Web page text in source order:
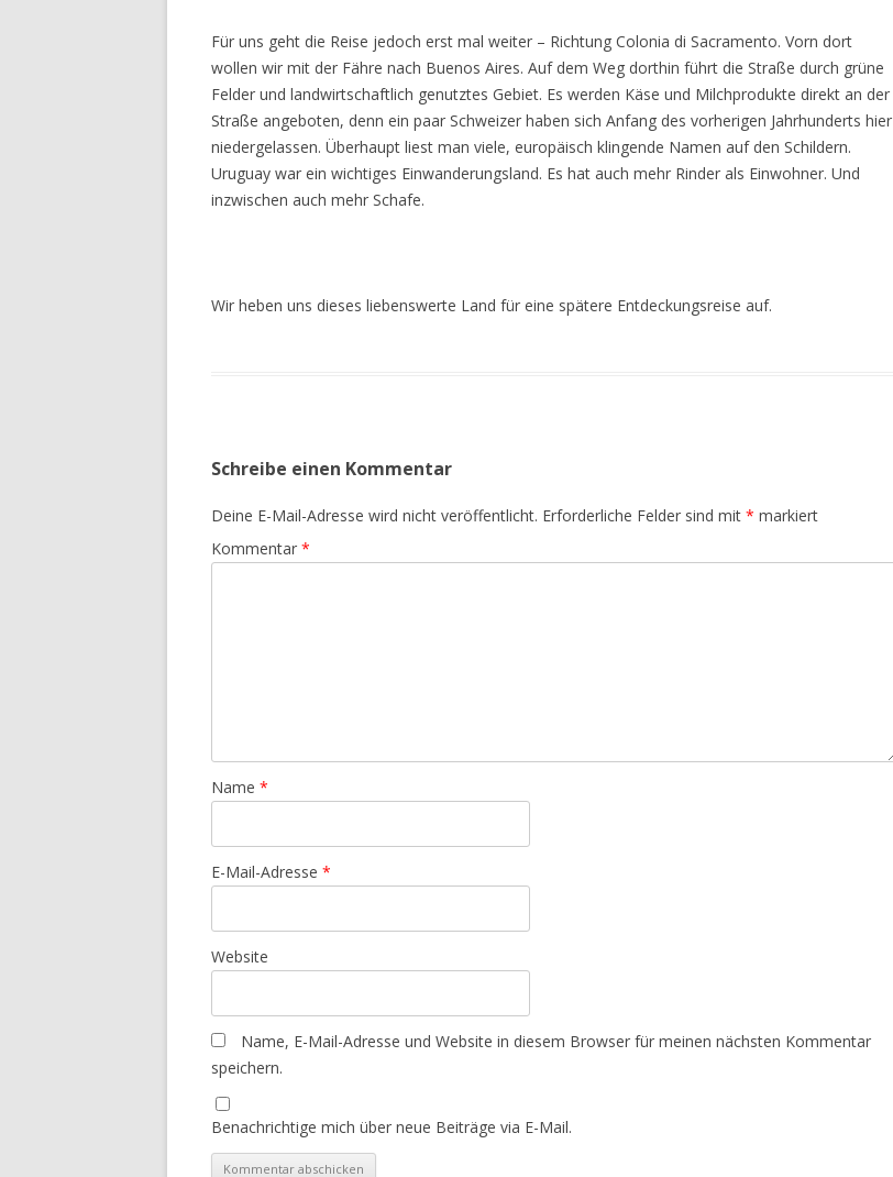
Für uns geht die Reise jedoch erst mal weiter – Richtung Colonia di Sacramento. Vorn dort
wollen wir mit der Fähre nach Buenos Aires. Auf dem Weg dorthin führt die Straße durch grüne
Felder und landwirtschaftlich genutztes Gebiet. Es werden Käse und Milchprodukte direkt an der
Straße angeboten, denn ein paar Schweizer haben sich Anfang des vorherigen Jahrhunderts hier
niedergelassen. Überhaupt liest man viele, europäisch klingende Namen auf den Schildern.
Uruguay war ein wichtiges Einwanderungsland. Es hat auch mehr Rinder als Einwohner. Und
inzwischen auch mehr Schafe.
Wir heben uns dieses liebenswerte Land für eine spätere Entdeckungsreise auf.
Schreibe einen Kommentar
Deine E-Mail-Adresse wird nicht veröffentlicht. Erforderliche Felder sind mit * markiert
Kommentar *
Name *
E-Mail-Adresse *
Website
Name, E-Mail-Adresse und Website in diesem Browser für meinen nächsten Kommentar
speichern.
Benachrichtige mich über neue Beiträge via E-Mail.